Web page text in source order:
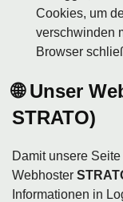
Cookies, um
verschwinden
Browser
🌐 Unser
STRATO)
Damit unsere
Webhoster
Informationen in